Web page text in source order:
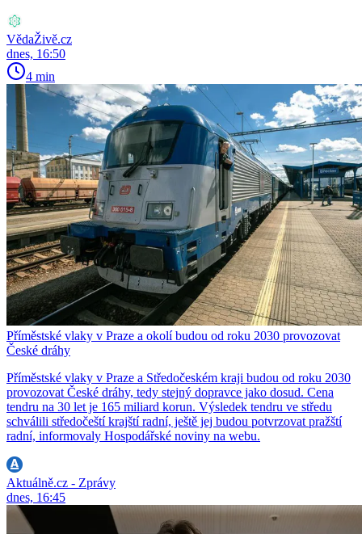
VědaŽivě.cz
dnes, 16:50
4 min
Příměstské vlaky v Praze a okolí budou od roku 2030 provozovat
České dráhy
Příměstské vlaky v Praze a Středočeském kraji budou od roku 2030
provozovat České dráhy, tedy stejný dopravce jako dosud. Cena
tendru na 30 let je 165 miliard korun. Výsledek tendru ve středu
schválili středočeští krajští radní, ještě jej budou potvrzovat pražští
radní, informovaly Hospodářské noviny na webu.
Aktuálně.cz - Zprávy
dnes, 16:45